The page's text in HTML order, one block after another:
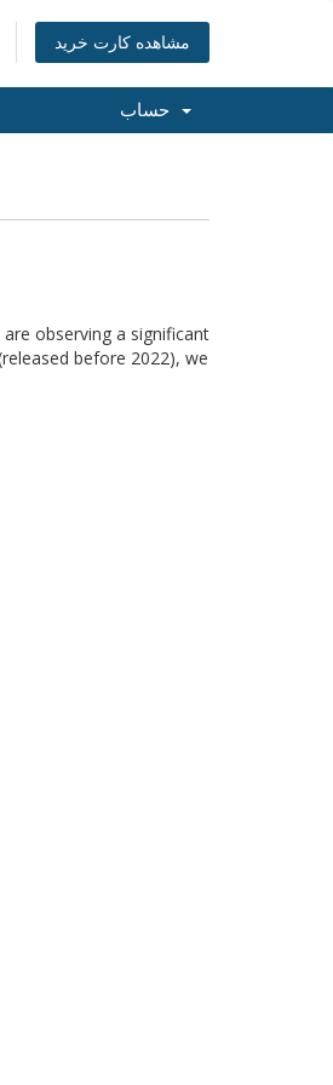
مشاهده کارت خرید
observing a significant
before 2022), we